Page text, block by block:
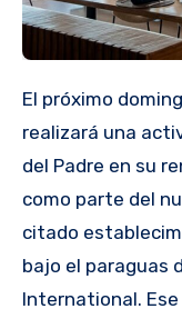
El próximo domingo el Yacht y Golf Club Paraguayo
realizará una
del Padre en su
como parte del
citado
bajo el paraguas
International.